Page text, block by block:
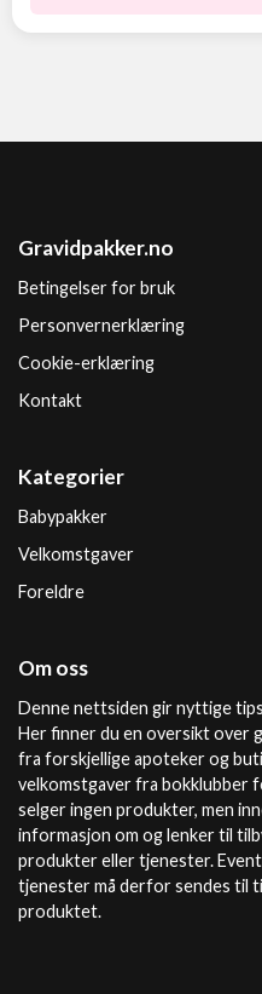
Gravidpakker.no
Betingelser for bruk
Personvernerklæring
Cookie-erklæring
Kontakt
Kategorier
Babypakker
Velkomstgaver
Foreldre
Om oss
Denne nettsiden gir nyttige
Her finner du en oversikt over
fra forskjellige apoteker og
velkomstgaver fra bokklubber
selger ingen produkter, men
informasjon om og lenker til
produkter eller tjenester.
tjenester må derfor sendes til
produktet.